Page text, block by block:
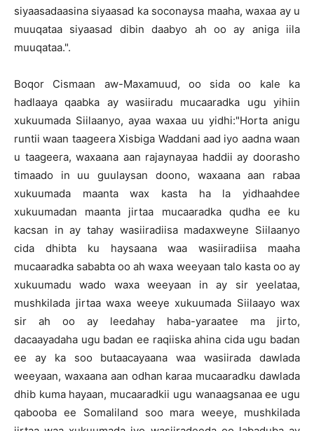
siyaasadaasina siyaasad ka soconaysa maaha, waxaa ay u
muuqataa siyaasad dibin daabyo ah oo ay aniga iila
muuqataa.".
Boqor Cismaan aw-Maxamuud, oo sida oo kale ka
hadlaaya qaabka ay wasiiradu mucaaradka ugu yihiin
xukuumada Siilaanyo, ayaa waxaa uu yidhi:"Horta anigu
runtii waan taageera Xisbiga Waddani aad iyo aadna waan
u taageera, waxaana aan rajaynayaa haddii ay doorasho
timaado in uu guulaysan doono, waxaana aan rabaa
xukuumada maanta wax kasta ha la yidhaahdee
xukuumadan maanta jirtaa mucaaradka qudha ee ku
kacsan in ay tahay wasiiradiisa madaxweyne Siilaanyo
cida dhibta ku haysaana waa wasiiradiisa maaha
mucaaradka sababta oo ah waxa weeyaan talo kasta oo ay
xukuumadu wado waxa weeyaan in ay sir yeelataa,
mushkilada jirtaa waxa weeye xukuumada Siilaayo wax
sir ah oo ay leedahay haba-yaraatee ma jirto,
dacaayadaha ugu badan ee raqiiska ahina cida ugu badan
ee ay ka soo butaacayaana waa wasiirada dawlada
weeyaan, waxaana aan odhan karaa mucaaradku dawlada
dhib kuma hayaan, mucaaradkii ugu wanaagsanaa ee ugu
qabooba ee Somaliland soo mara weeye, mushkilada